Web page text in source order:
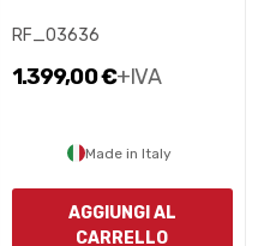
RF_03636
1.399,00 €+IVA
Made in Italy
AGGIUNGI AL
CARRELLO